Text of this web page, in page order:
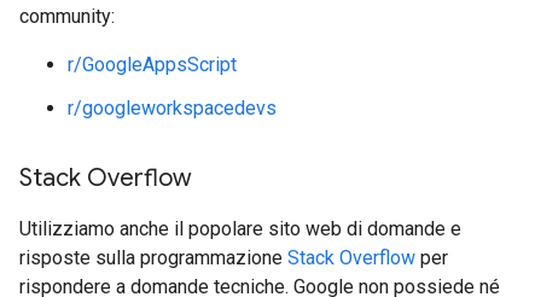
community:
r/GoogleAppsScript
r/googleworkspacedevs
Stack Overflow
Utilizziamo anche il popolare sito web di domande e
risposte sulla programmazione Stack Overflow per
rispondere a domande tecniche. Google non possiede né